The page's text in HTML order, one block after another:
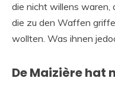
die nicht willens waren,
die zu den Waffen
wollten. Was ihnen
De Maizière hat